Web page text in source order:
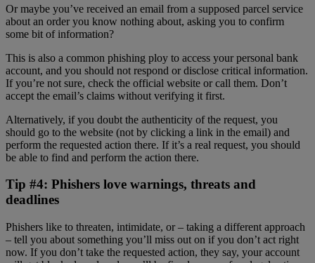
Or maybe you’ve received an email from a supposed parcel service
about an order you know nothing about, asking you to confirm
some bit of information?
This is also a common phishing ploy to access your personal bank
account, and you should not respond or disclose critical information.
If you’re not sure, check the official website or call them. Don’t
accept the email’s claims without verifying it first.
Alternatively, if you doubt the authenticity of the request, you
should go to the website (not by clicking a link in the email) and
perform the requested action there. If it’s a real request, you should
be able to find and perform the action there.
Tip #4: Phishers love warnings, threats and
deadlines
Phishers like to threaten, intimidate, or – taking a different approach
– tell you about something you’ll miss out on if you don’t act right
now. If you don’t take the requested action, they say, your account